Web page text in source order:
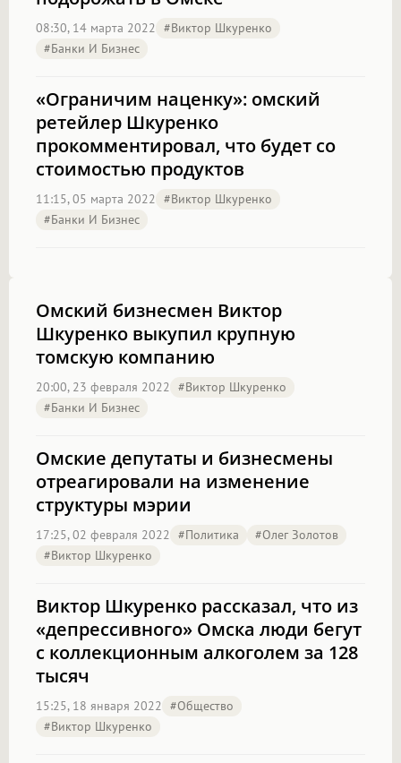
08:30, 14 марта 2022 #Виктор Шкуренко
#Банки И Бизнес
«Ограничим наценку»: омский
ретейлер Шкуренко
прокомментировал, что будет со
стоимостью продуктов
11:15, 05 марта 2022 #Виктор Шкуренко
#Банки И Бизнес
Омский бизнесмен Виктор
Шкуренко выкупил крупную
томскую компанию
20:00, 23 февраля 2022 #Виктор Шкуренко
#Банки И Бизнес
Омские депутаты и бизнесмены
отреагировали на изменение
структуры мэрии
17:25, 02 февраля 2022 #Политика
#Олег Золотов
#Виктор Шкуренко
Виктор Шкуренко рассказал, что из
«депрессивного» Омска люди бегут
с коллекционным алкоголем за 128
тысяч
15:25, 18 января 2022 #Общество
#Виктор Шкуренко